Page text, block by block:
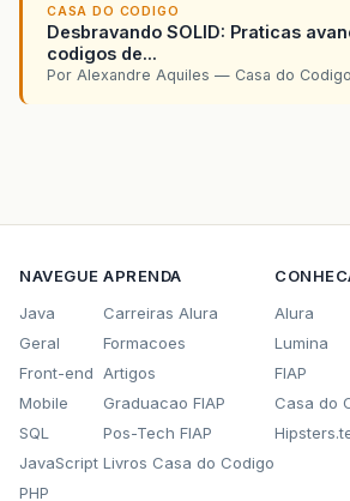
CASA DO CODIGO
Desbravando SOLID: Praticas
codigos de...
Por Alexandre Aquiles — Casa do Codigo
NAVEGUE
Java
Geral
Front-end
Mobile
SQL
JavaScript
PHP
APRENDA
Carreiras Alura
Formacoes
Artigos
Graduacao FIAP
Pos-Tech FIAP
Livros Casa do Codigo
Alura
Lumina
FIAP
Casa do